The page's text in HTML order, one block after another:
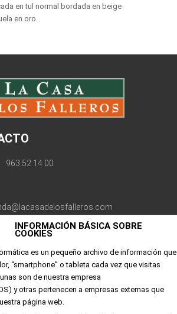
en tul normal bordada en beige
en oro.
963 52 14 00
Calle Quevedo 6
INFORMACIÓN BÁSICA SOBRE
COOKIES
es un pequeño archivo de información que
“smartphone” o tableta cada vez que visitas
son de nuestra empresa
y otras pertenecen a empresas externas que
página web.